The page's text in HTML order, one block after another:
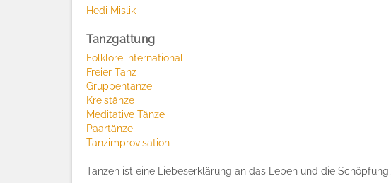
Hedi Mislik
Tanzgattung
Folklore international
Freier Tanz
Gruppentänze
Kreistänze
Meditative Tänze
Paartänze
Tanzimprovisation
Tanzen ist eine Liebeserklärung an das Leben und die